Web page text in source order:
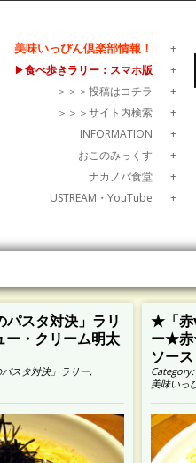
美味いっぴん倶楽部情報！
▶食べ歩きラリー：スマホ版
＞＞＞投稿はコチラ
＞＞＞サイト内検索
INFORMATION
おこのみっくす
ナカノバ食堂
USTREAM・YouTube
スタ対決」ラリ
・クリーム明太
パスタ対決」ラリー,
★「赤
ー★赤
ソース
Category:
美味いっ